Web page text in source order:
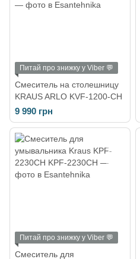
Питай про знижку у Viber 💬
Смеситель на столешницу
KRAUS ARLO KVF-1200-CH
9 990 грн
Питай про знижку у Viber 💬
Смеситель для